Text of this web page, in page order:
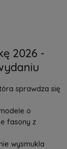
2026 -
sprawdza się
o
fasony z
wysmukla